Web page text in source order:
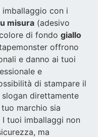
con i
misura (adesivo
di fondo giallo
offrono
e danno ai tuoi
e
di stampare il
direttamente
marchio sia
I tuoi imballaggi non
ma